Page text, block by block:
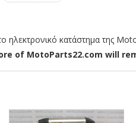
κατάστημα της
of MotoParts22.com will